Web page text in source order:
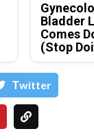
Bladder
Comes
(Stop
Тwitter